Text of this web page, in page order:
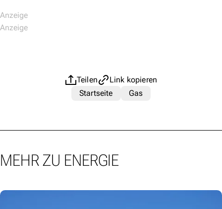
Teilen
Link kopieren
Startseite
Gas
MEHR ZU ENERGIE